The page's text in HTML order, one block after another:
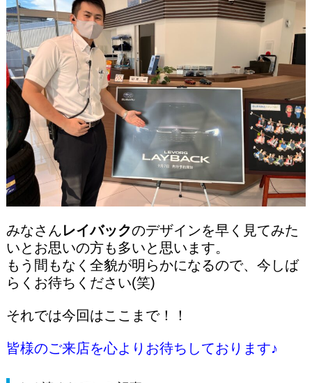
みなさんレイバックのデザインを早く見てみた
いとお思いの方も多いと思います。
もう間もなく全貌が明らかになるので、今しば
らくお待ちください(笑)
それでは今回はここまで！！
皆様のご来店を心よりお待ちしております♪